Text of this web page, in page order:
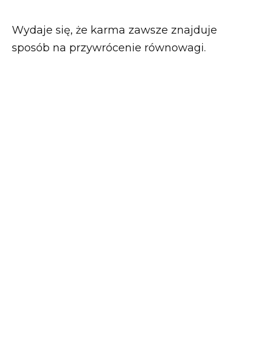
Wydaje się, że karma zawsze znajduje
sposób na przywrócenie równowagi.